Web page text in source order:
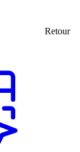
Retour